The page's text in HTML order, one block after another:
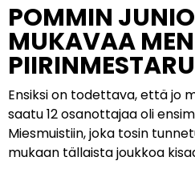
POMMIN
MUKAVAA
Ensiksi on todettava, että jo
saatu 12 osanottajaa oli
Miesmuistiin, joka tosin
mukaan tällaista joukkoa